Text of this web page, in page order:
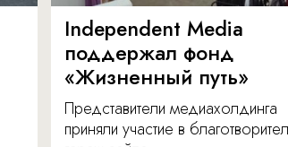
Independent Media
поддержал фонд
«Жизненный путь»
Представители медиахолдинга
приняли участие в